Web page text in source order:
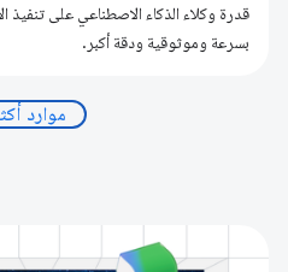
قدرة وكلاء الذكاء الاصطناعي على تنفيذ
بسرعة وموثوقية ودقة أكبر.
موارد